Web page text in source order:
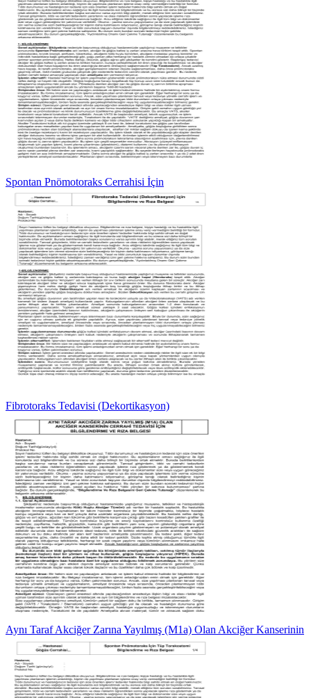
Spontan Pnömotoraks Cerrahisi İçin
Fibrotoraks Tedavisi (Dekortikasyon)
Aynı Taraf Akciğer Zarına Yayılmış (M1a) Olan Akciğer Kanserinin